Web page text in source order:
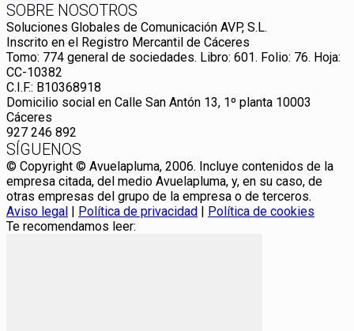
SOBRE NOSOTROS
Soluciones Globales de Comunicación AVP, S.L.
Inscrito en el Registro Mercantil de Cáceres
Tomo: 774 general de sociedades. Libro: 601. Folio: 76. Hoja:
CC-10382
C.I.F.: B10368918
Domicilio social en Calle San Antón 13, 1º planta 10003
Cáceres
927 246 892
SÍGUENOS
© Copyright © Avuelapluma, 2006. Incluye contenidos de la
empresa citada, del medio Avuelapluma, y, en su caso, de
otras empresas del grupo de la empresa o de terceros.
Aviso legal | Política de privacidad | Política de cookies
Te recomendamos leer: